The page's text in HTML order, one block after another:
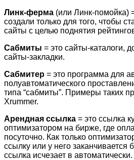
Линк-ферма (или Линк-помойка)
создали только для того, чтобы
сайты с целью поднятия
Сабмиты = это сайты-каталоги,
сайты-закладки.
Сабмитер = это программа для
полуавтоматического
типа “сабмиты”. Примеры таких
Xrummer.
Арендная ссылка = это ссылка
оптимизатором на бирже, где
посуточно. Как только
ссылку или у него заканчивается
ссылка исчезает в автоматически.